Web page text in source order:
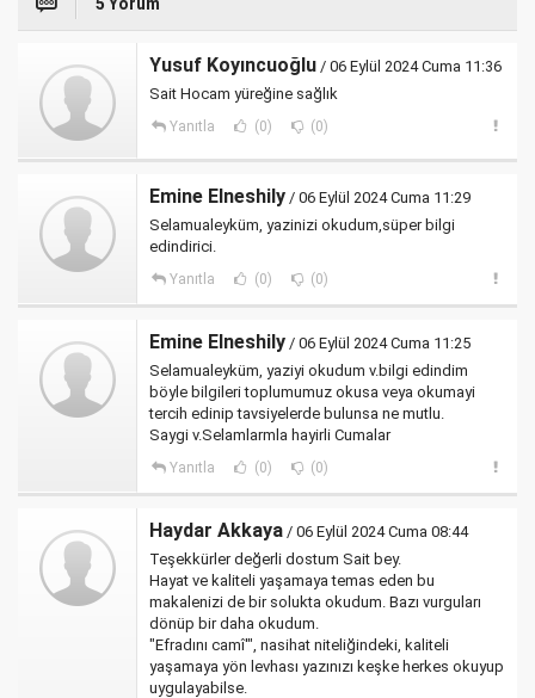
Yusuf Koyıncuoğlu / 06 Eylül 2024 Cuma 11:36
Sait Hocam yüreğine sağlık
Yanıtla (0) (0)
Emine Elneshily / 06 Eylül 2024 Cuma 11:29
Selamualeyküm, yazinizi okudum,süper bilgi
edindirici.
Yanıtla (0) (0)
Emine Elneshily / 06 Eylül 2024 Cuma 11:25
Selamualeyküm, yaziyi okudum v.bilgi edindim
böyle bilgileri toplumumuz okusa veya okumayi
tercih edinip tavsiyelerde bulunsa ne mutlu.
Saygi v.Selamlarmla hayirli Cumalar
Yanıtla (0) (0)
Haydar Akkaya / 06 Eylül 2024 Cuma 08:44
Teşekkürler değerli dostum Sait bey.
Hayat ve kaliteli yaşamaya temas eden bu
makalenizi de bir solukta okudum. Bazı vurguları
dönüp bir daha okudum.
"Efradını camî'", nasihat niteliğindeki, kaliteli
yaşamaya yön levhası yazınızı keşke herkes okuyup
uygulayabilse.